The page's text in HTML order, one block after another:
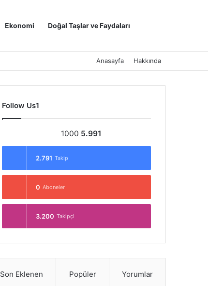
Ekonomi Doğal Taşlar ve Faydaları
Anasayfa Hakkında
Follow Us1
1000 5.991
2.791 Takip
0 Aboneler
3.200 Takipçi
Son Eklenen Popüler Yorumlar